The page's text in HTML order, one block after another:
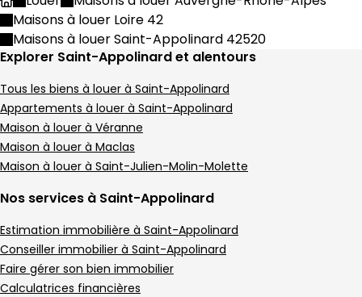
Saint-Julien-Molin-Molette - 42220
Maison • 9 pièces • 374 m²
DPE :
E 8 chambres
Terrain 48451 m²
116 m² 5 pièces Maclas
Aller à l'image1
Aller à l'image 2
Aller à l'image 3
Aller à l'image 4
Aller à l'image5
Accueil
Maisons à louer Loire 42
Maisons à louer Saint-Appolinard 42520
Explorer Saint-Appolinard et alentours
Tous les biens à louer à Saint-Appolinard
Appartements à louer à Saint-Appolinard
Maison à louer à Véranne
Maison à louer à Maclas
Maison à louer à Saint-Julien-Molin-Molette
Nos services à Saint-Appolinard
Estimation immobilière à Saint-Appolinard
Conseiller immobilier à Saint-Appolinard
Faire gérer son bien immobilier
Calculatrices financières